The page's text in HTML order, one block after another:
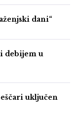
dani“
debijem u
uključen